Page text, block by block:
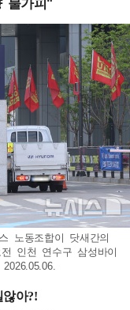
불가피"
노동조합이 닷새간의
인천 연수구 삼성바이